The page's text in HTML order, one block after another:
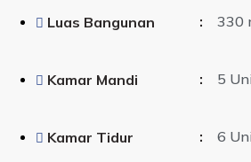
Luas Bangunan : 330
Kamar Mandi : 5
Kamar Tidur : 6